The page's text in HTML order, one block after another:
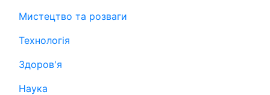
Мистецтво та розваги
Технологія
Здоров'я
Наука